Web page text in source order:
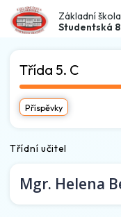
Základní
Studentská
Třída 5. C
Příspěvky
Třídní učitel
Mgr. Helena